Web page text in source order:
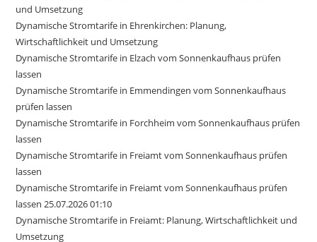
und Umsetzung
Dynamische Stromtarife in Ehrenkirchen: Planung,
Wirtschaftlichkeit und Umsetzung
Dynamische Stromtarife in Elzach vom Sonnenkaufhaus prüfen
lassen
Dynamische Stromtarife in Emmendingen vom Sonnenkaufhaus
prüfen lassen
Dynamische Stromtarife in Forchheim vom Sonnenkaufhaus prüfen
lassen
Dynamische Stromtarife in Freiamt vom Sonnenkaufhaus prüfen
lassen
Dynamische Stromtarife in Freiamt vom Sonnenkaufhaus prüfen
lassen 25.07.2026 01:10
Dynamische Stromtarife in Freiamt: Planung, Wirtschaftlichkeit und
Umsetzung